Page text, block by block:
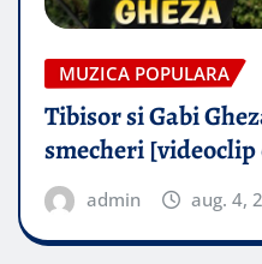
MUZICA POPULARA
Tibisor si Gabi
smecheri
admin aug. 4,